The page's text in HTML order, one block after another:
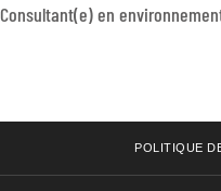
Consultant(e) en
POLITIQUE